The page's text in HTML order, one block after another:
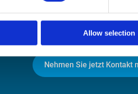
site with our social media,
provided to them or that they’ve
Allow selection
Sorgen abzunehmen und Ihr
geworden?
Nehmen Sie jetzt Kontakt